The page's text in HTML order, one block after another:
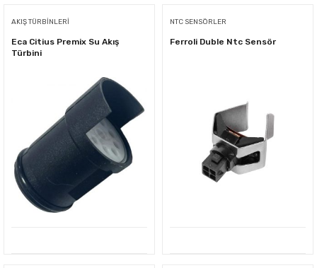
AKIŞ TÜRBINLERI
Eca Citius Premix Su Akış
Türbini
NTC SENSÖRLER
Ferroli Duble Ntc Sensör